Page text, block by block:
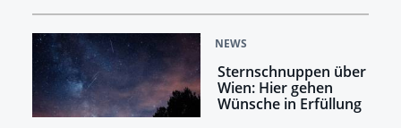
NEWS
Sternschnuppen über
Wien: Hier gehen
Wünsche in Erfüllung